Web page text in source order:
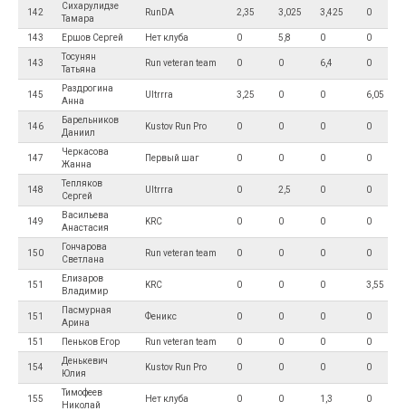
142
Сихарулидзе
Тамара
RunDA 2,35 3,025 3,425 0
143 Ершов Сергей Нет клуба 0 5,8 0 0
143
Тосунян
Татьяна
Run veteran team 0 0 6,4 0
145
Раздрогина
Анна
Ultrrra 3,25 0 0 6,05
146
Барельников
Даниил
Kustov Run Pro 0 0 0 0
147
Черкасова
Жанна
Первый шаг 0 0 0 0
148
Тепляков
Сергей
Ultrrra 0 2,5 0 0
149
Васильева
Анастасия
KRC 0 0 0 0
150
Гончарова
Светлана
Run veteran team 0 0 0 0
151
Елизаров
Владимир
KRC 0 0 0 3,55
151
Пасмурная
Арина
Феникс 0 0 0 0
151 Пеньков Егор Run veteran team 0 0 0 0
154
Денькевич
Юлия
Kustov Run Pro 0 0 0 0
155
Тимофеев
Николай
Нет клуба 0 0 1,3 0